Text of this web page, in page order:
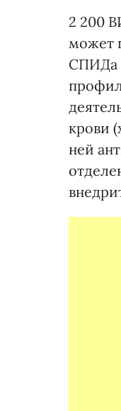
2 200
может
СПИДа
крови
ней